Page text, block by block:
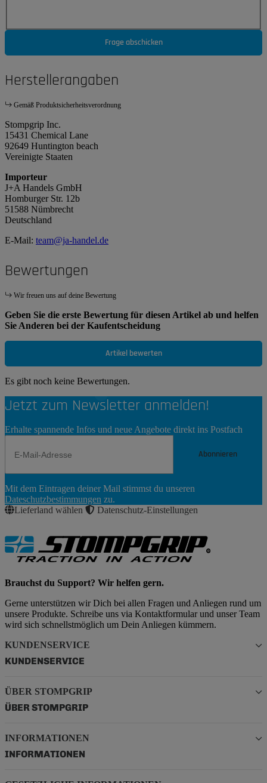
Frage abschicken
Herstellerangaben
Gemäß Produktsicherheitsverordnung
Stompgrip Inc.
15431 Chemical Lane
92649 Huntington beach
Vereinigte Staaten
Importeur
J+A Handels GmbH
Homburger Str. 12b
51588 Nümbrecht
Deutschland
E-Mail: team@ja-handel.de
Bewertungen
Wir freuen uns auf deine Bewertung
Geben Sie die erste Bewertung für diesen Artikel ab und helfen
Sie Anderen bei der Kaufentscheidung
Artikel bewerten
Es gibt noch keine Bewertungen.
Jetzt zum Newsletter anmelden!
Erhalte spannende Infos und neue Angebote direkt ins Postfach
Abonnieren
Abonnieren
Mit dem Eintragen deiner Mail stimmst du unseren
Dateschutzbestimmungen zu.
Lieferland wählen
Datenschutz-Einstellungen
Brauchst du Support? Wir helfen gern.
Gerne unterstützen wir Dich bei allen Fragen und Anliegen rund um
unsere Produkte. Schreibe uns via Kontaktformular und unser Team
wird sich schnellstmöglich um Dein Anliegen kümmern.
KUNDENSERVICE
KUNDENSERVICE
ÜBER STOMPGRIP
ÜBER STOMPGRIP
INFORMATIONEN
INFORMATIONEN